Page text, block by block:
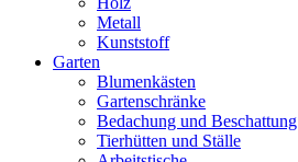
Metall
Kunststoff
Garten
Blumenkästen
Gartenschränke
Bedachung und Beschattung
Tierhütten und Ställe